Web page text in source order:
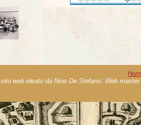
sito web ideato da Nino De Stefano. Web